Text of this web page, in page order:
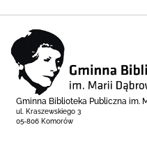
Gminna Biblioteka Publiczna im.
ul. Kraszewskiego 3
05-806 Komorów